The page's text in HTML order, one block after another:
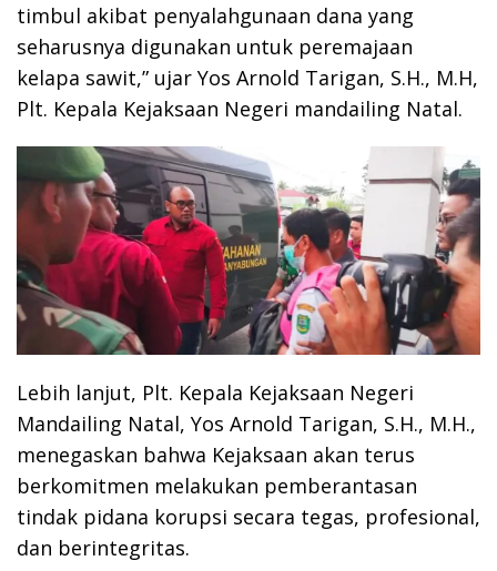
timbul akibat penyalahgunaan dana yang
seharusnya digunakan untuk peremajaan
kelapa sawit,” ujar Yos Arnold Tarigan, S.H., M.H,
Plt. Kepala Kejaksaan Negeri mandailing Natal.
Lebih lanjut, Plt. Kepala Kejaksaan Negeri
Mandailing Natal, Yos Arnold Tarigan, S.H., M.H.,
menegaskan bahwa Kejaksaan akan terus
berkomitmen melakukan pemberantasan
tindak pidana korupsi secara tegas, profesional,
dan berintegritas.